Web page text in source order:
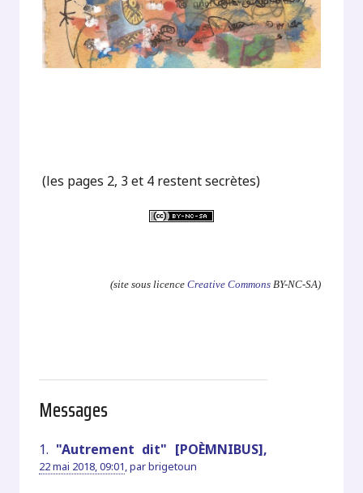
(les pages 2, 3 et 4 restent secrètes)
(site sous licence Creative CommonsBY-NC-SA)
Messages
1. "Autrement dit" [POÈMNIBUS],
22 mai 2018, 09:01 ,parbrigetoun